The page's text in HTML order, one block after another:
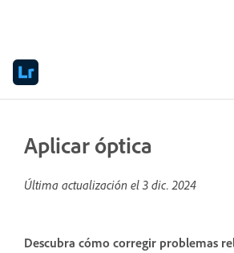
Aplicar óptica
Última actualización el 3 dic. 2024
Descubra cómo corregir problemas